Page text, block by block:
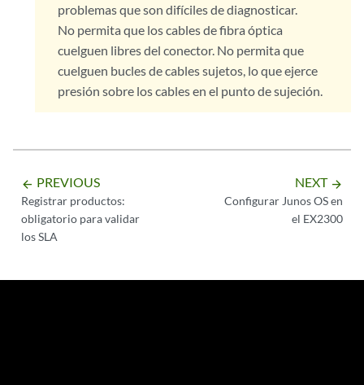
problemas que son difíciles de diagnosticar.
No permita que los cables de fibra óptica
cuelguen libres del conector. No permita que
cuelguen bucles de cables sujetos, lo que ejerce
presión sobre los cables en el punto de sujeción.
arrow_backward PREVIOUS
Registrar productos:
obligatorio para validar
los SLA
NEXT arrow_forward
Configurar Junos OS en
el EX2300